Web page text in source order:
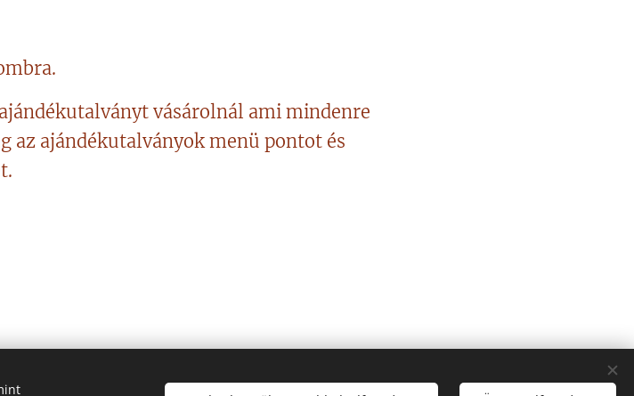
vásárolnál ami mindenre
az ajándékutalványok menü pontot és